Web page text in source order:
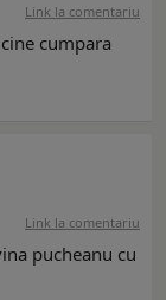
Link la comentariu
cumpara
Link la comentariu
pucheanu cu